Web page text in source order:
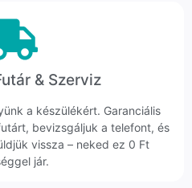
& Szerviz
a készülékért. Garanciális
bevizsgáljuk a telefont, és
vissza – neked ez 0 Ft
jár.